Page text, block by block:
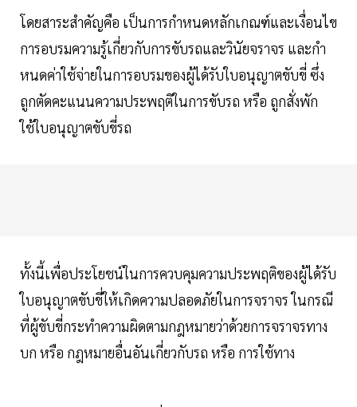
โดยสาระสำคัญคือ เป็นการกําหนดหลักเกณฑ์และเงื่อนไข
การอบรมความรู้เกี่ยวกับการขับรถและวินัยจราจร และกํา
หนดค่าใช้จ่ายในการอบรมของผู้ได้รับใบอนุญาตขับขี่ ซึ่ง
ถูกตัดคะแนนความประพฤติในการขับรถ หรือ ถูกสั่งพัก
ใช้ใบอนุญาตขับขี่รถ
ทั้งนี้เพื่อประโยชน์ในการควบคุมความประพฤติของผู้ได้รับ
ใบอนุญาตขับขี่ให้เกิดความปลอดภัยในการจราจร ในกรณี
ที่ผู้ขับขี่กระทําความผิดตามกฎหมายว่าด้วยการจราจรทาง
บก หรือ กฎหมายอื่นอันเกี่ยวกับรถ หรือ การใช้ทาง